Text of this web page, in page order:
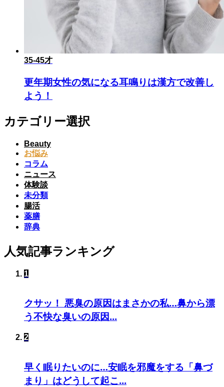
35-45才
更年期女性の気になる耳鳴りは漢方で改善し
よう！
カテゴリー選択
Beauty
お悩み
コラム
ニュース
体験談
未分類
腸活
薬膳
辞典
人気記事ランキング
1
クサッ！ 悪臭の原因はまさかの私…鼻から漂
う不快な臭いの原因...
2
早く眠りたいのに…安眠を邪魔をする「鼻づ
まり」はどうして起こ...